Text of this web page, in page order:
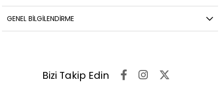
GENEL BILGILENDIRME
Bizi Takip Edin